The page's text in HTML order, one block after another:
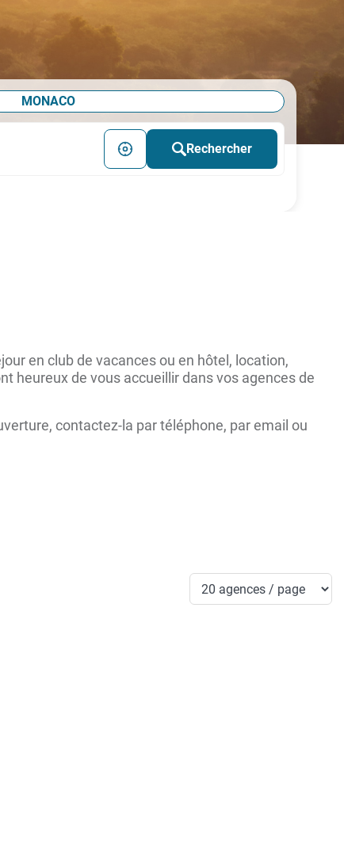
MONACO
Rechercher
en club de vacances ou en hôtel, location,
heureux de vous accueillir dans vos agences de
contactez-la par téléphone, par email ou